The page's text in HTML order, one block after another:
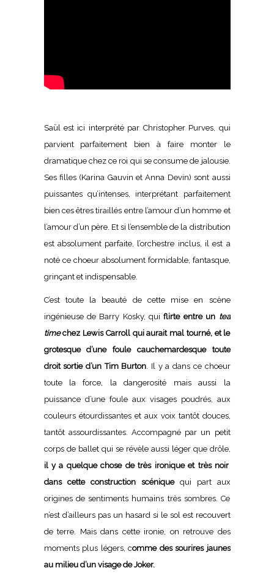
Saül est ici interprété par Christopher Purves, qui
parvient parfaitement bien à faire monter le
dramatique chez ce roi qui se consume de jalousie.
Ses filles (Karina Gauvin et Anna Devin) sont aussi
puissantes qu’intenses, interprétant parfaitement
bien ces êtres tiraillés entre l’amour d’un homme et
l’amour d’un père. Et si l’ensemble de la distribution
est absolument parfaite, l’orchestre inclus, il est a
noté ce choeur absolument formidable, fantasque,
grinçant et indispensable.
C’est toute la beauté de cette mise en scène
ingénieuse de Barry Kosky, qui flirte entre un tea
timechez Lewis Carroll qui aurait mal tourné, et le
grotesque d’une foule cauchemardesque toute
droit sortie d’un Tim Burton . Il y a dans ce choeur
toute la force, la dangerosité mais aussi la
puissance d’une foule aux visages poudrés, aux
couleurs étourdissantes et aux voix tantôt douces,
tantôt assourdissantes. Accompagné par un petit
corps de ballet qui se révèle aussi léger que drôle,
il y a quelque chose de très ironique et très noir
dans cette construction scéniquequi part aux
origines de sentiments humains très sombres. Ce
n’est d’ailleurs pas un hasard si le sol est recouvert
de terre. Mais dans cette ironie, on retrouve des
moments plus légers, comme des sourires jaunes
au milieu d’un visage de Joker.